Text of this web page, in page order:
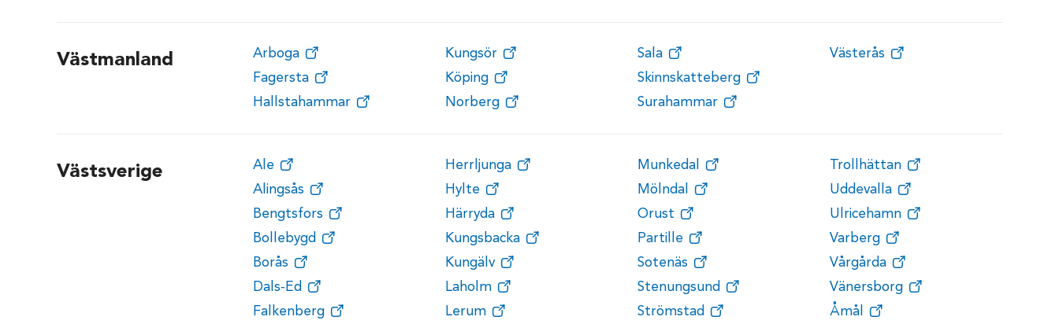
Västmanland
Arboga
Fagersta
Hallstahammar
Kungsör
Köping
Norberg
Sala
Skinnskatteberg
Surahammar
Västerås
Västsverige
Ale
Alingsås
Bengtsfors
Bollebygd
Borås
Dals-Ed
Falkenberg
Herrljunga
Hylte
Härryda
Kungsbacka
Kungälv
Laholm
Lerum
Munkedal
Mölndal
Orust
Partille
Sotenäs
Stenungsund
Strömstad
Trollhättan
Uddevalla
Ulricehamn
Varberg
Vårgårda
Vänersborg
Åmål